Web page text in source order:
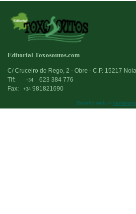
Editorial Toxosoutos.com
C/ Cruceiro do Rego, 2 - Obre - C.P. 15217
Tlf:
+34
623 384 776
Fax:
+34 981821690
Deseño web:->